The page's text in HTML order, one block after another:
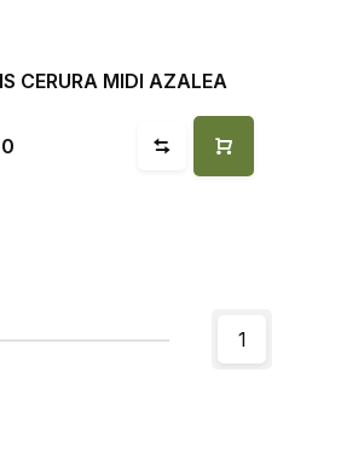
CERURA MIDI AZALEA
1